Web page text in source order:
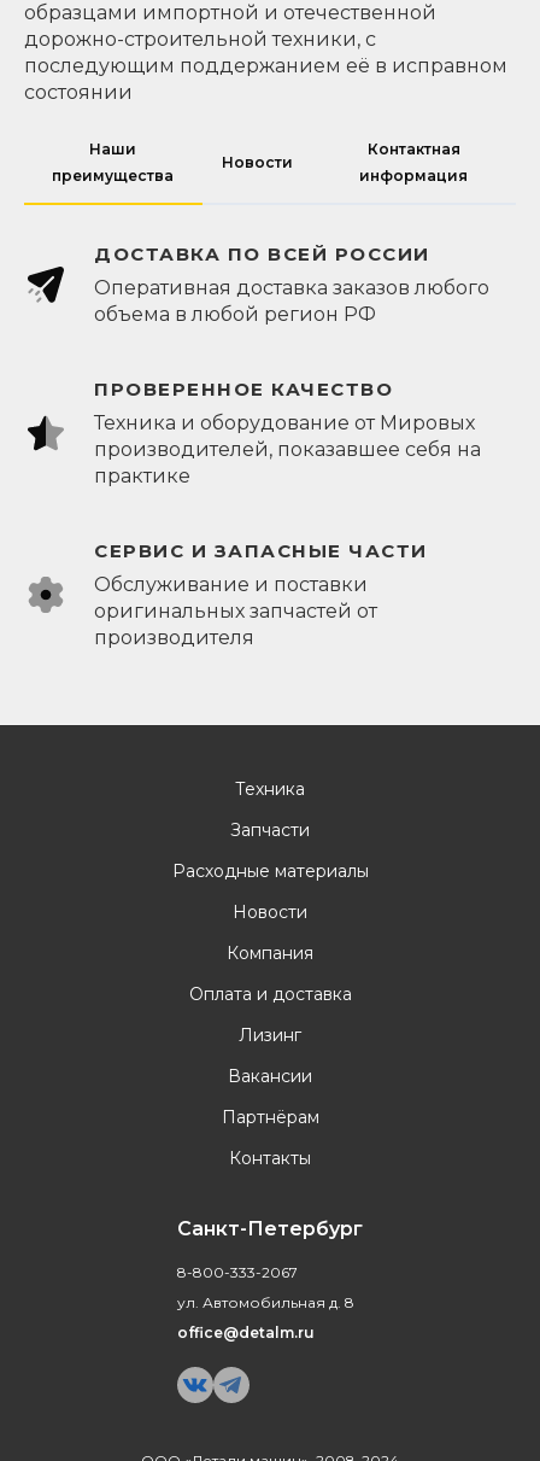
образцами импортной и отечественной
дорожно-строительной техники, с
последующим поддержанием её в исправном
состоянии
Наши
преимущества
Новости
Контактная
информация
ДОСТАВКА ПО ВСЕЙ РОССИИ
Оперативная доставка заказов любого
объема в любой регион РФ
ПРОВЕРЕННОЕ КАЧЕСТВО
Техника и оборудование от Мировых
производителей, показавшее себя на
практике
СЕРВИС И ЗАПАСНЫЕ ЧАСТИ
Обслуживание и поставки
оригинальных запчастей от
производителя
Техника
Запчасти
Расходные материалы
Новости
Компания
Оплата и доставка
Лизинг
Вакансии
Партнёрам
Контакты
Санкт-Петербург
8-800-333-2067
ул. Автомобильная д. 8
office@detalm.ru